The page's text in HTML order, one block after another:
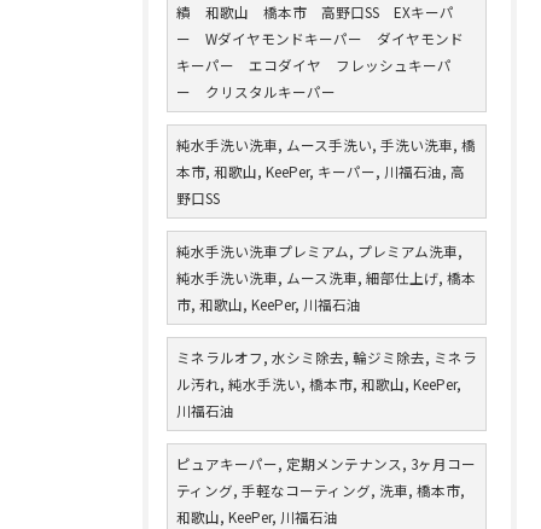
績 和歌山 橋本市 高野口SS EXキーパ
ー Wダイヤモンドキーパー ダイヤモンド
キーパー エコダイヤ フレッシュキーパ
ー クリスタルキーパー
純水手洗い洗車, ムース手洗い, 手洗い洗車, 橋
本市, 和歌山, KeePer, キーパー, 川福石油, 高
野口SS
純水手洗い洗車プレミアム, プレミアム洗車,
純水手洗い洗車, ムース洗車, 細部仕上げ, 橋本
市, 和歌山, KeePer, 川福石油
ミネラルオフ, 水シミ除去, 輪ジミ除去, ミネラ
ル汚れ, 純水手洗い, 橋本市, 和歌山, KeePer,
川福石油
ピュアキーパー, 定期メンテナンス, 3ヶ月コー
ティング, 手軽なコーティング, 洗車, 橋本市,
和歌山, KeePer, 川福石油